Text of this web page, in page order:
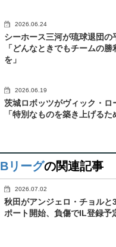
2026.06.24
シーホース三河が琉球退団の
「どんなときでもチームの
を」
2026.06.19
茨城ロボッツがヴィック・
「特別なものを築き上げるた
Bリーグの関連記事
2026.07.02
秋田がアンジェロ・チョル
ポート開始、負傷でIL登録予